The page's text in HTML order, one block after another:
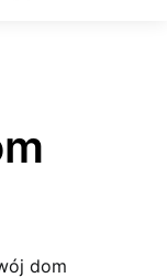
dom